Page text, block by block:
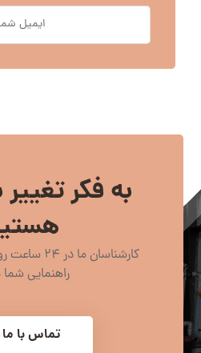
به فکر
راهنمایی
تماس با ما